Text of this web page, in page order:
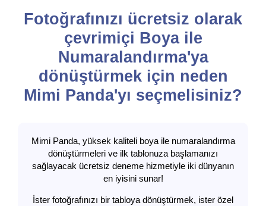
Fotoğrafınızı ücretsiz olarak
çevrimiçi Boya ile
Numaralandırma'ya
dönüştürmek için neden
Mimi Panda'yı seçmelisiniz?
Mimi Panda, yüksek kaliteli boya ile numaralandırma
dönüştürmeleri ve ilk tablonuza başlamanızı
sağlayacak ücretsiz deneme hizmetiyle iki dünyanın
en iyisini sunar!
İster fotoğrafınızı bir tabloya dönüştürmek, ister özel